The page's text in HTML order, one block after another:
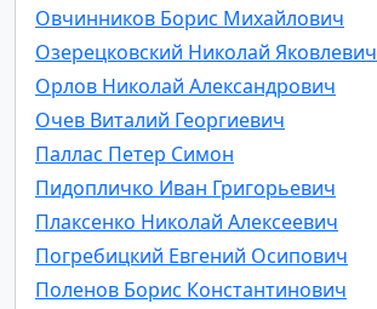
Овчинников Борис Михайлович
Озерецковский Николай Яковлевич
Орлов Николай Александрович
Очев Виталий Георгиевич
Паллас Петер Симон
Пидопличко Иван Григорьевич
Плаксенко Николай Алексеевич
Погребицкий Евгений Осипович
Поленов Борис Константинович